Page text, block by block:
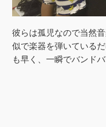
彼らは孤児なので当然
似で楽器を弾いている
も早く、一瞬でバンド